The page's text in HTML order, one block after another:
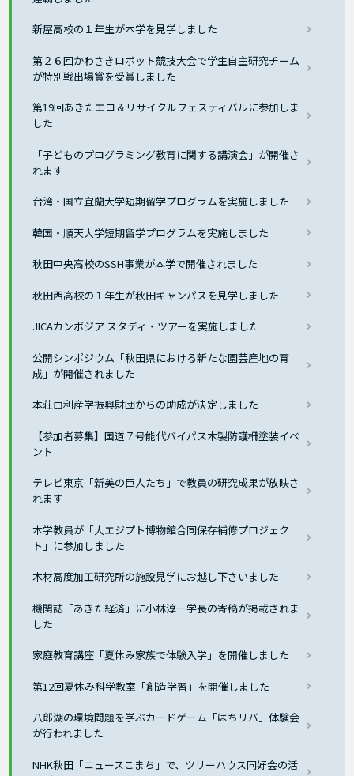
新屋高校の１年生が本学を見学しました
第２６回かわさきロボット競技大会で学生自主研究チーム
が特別戦出場賞を受賞しました
第19回あきたエコ＆リサイクルフェスティバルに参加しま
した
「子どものプログラミング教育に関する講演会」が開催さ
れます
台湾・国立宜蘭大学短期留学プログラムを実施しました
韓国・順天大学短期留学プログラムを実施しました
秋田中央高校のSSH事業が本学で開催されました
秋田西高校の１年生が秋田キャンパスを見学しました
JICAカンボジア スタディ・ツアーを実施しました
公開シンポジウム「秋田県における新たな園芸産地の育
成」が開催されました
本荘由利産学振興財団からの助成が決定しました
【参加者募集】国道７号能代バイパス木製防護柵塗装イベ
ント
テレビ東京「新美の巨人たち」で教員の研究成果が放映さ
れます
本学教員が「大エジプト博物館合同保存補修プロジェク
ト」に参加しました
木材高度加工研究所の施設見学にお越し下さいました
機関誌「あきた経済」に小林淳一学長の寄稿が掲載されま
した
家庭教育講座「夏休み家族で体験入学」を開催しました
第12回夏休み科学教室「創造学習」を開催しました
八郎湖の環境問題を学ぶカードゲーム「はちリバ」体験会
が行われました
NHK秋田「ニュースこまち」で、ツリーハウス同好会の活